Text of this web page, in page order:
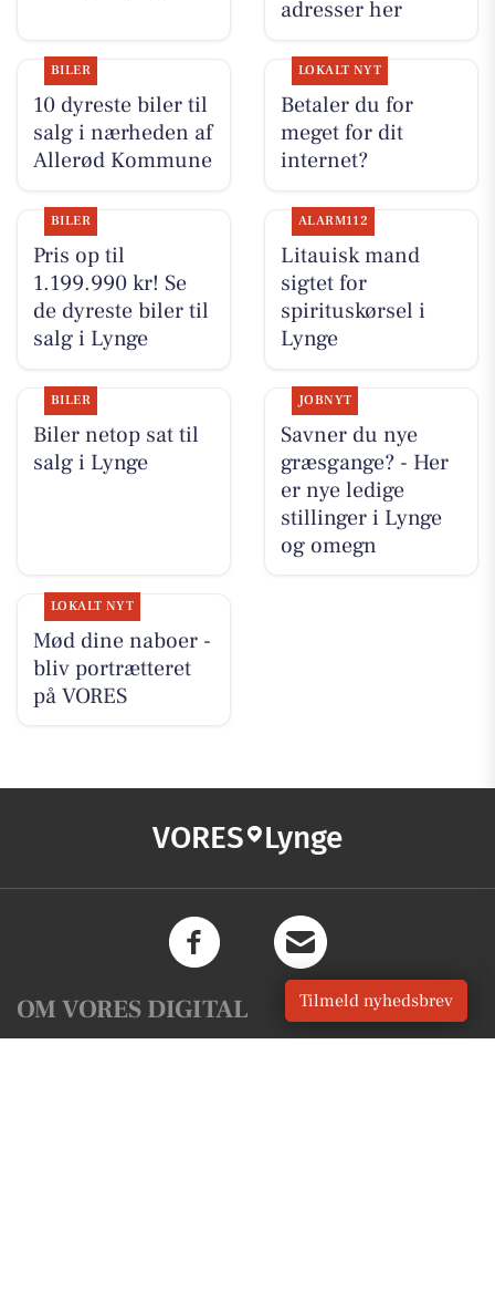
adresser her
BILER
10 dyreste biler til
salg i nærheden af
Allerød Kommune
LOKALT NYT
Betaler du for
meget for dit
internet?
BILER
Pris op til
1.199.990 kr! Se
de dyreste biler til
salg i Lynge
ALARM112
Litauisk mand
sigtet for
spirituskørsel i
Lynge
BILER
Biler netop sat til
salg i Lynge
JOBNYT
Savner du nye
græsgange? - Her
er nye ledige
stillinger i Lynge
og omegn
LOKALT NYT
Mød dine naboer -
bliv portrætteret
på VORES
VORES Lynge
OM VORES DIGITAL Tilmeld nyhedsbrev